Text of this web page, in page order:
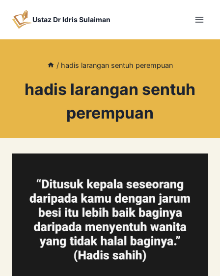
Ustaz Dr Idris Sulaiman
/ hadis larangan sentuh perempuan
hadis larangan sentuh
perempuan